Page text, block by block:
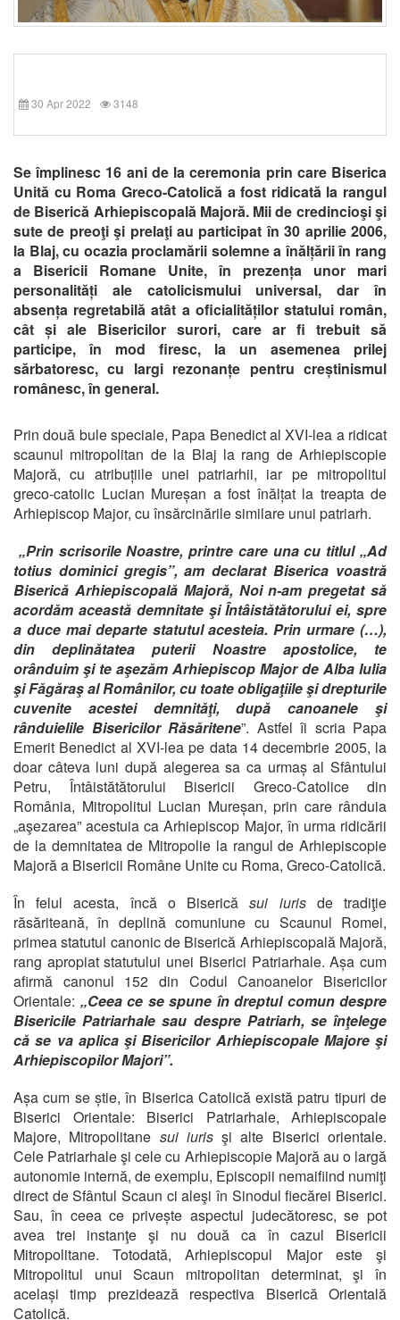
30 Apr 2022 3148
Se împlinesc 16 ani de la ceremonia prin care Biserica
Unită cu Roma Greco-Catolică a fost ridicată la rangul
de Biserică Arhiepiscopală Majoră. Mii de credincioşi şi
sute de preoţi şi prelaţi au participat în 30 aprilie 2006,
la Blaj, cu ocazia proclamării solemne a înălțării în rang
a Bisericii Romane Unite, în prezența unor mari
personalități ale catolicismului universal, dar în
absența regretabilă atât a oficialităților statului român,
cât și ale Bisericilor surori, care ar fi trebuit să
participe, în mod firesc, la un asemenea prilej
sărbatoresc, cu largi rezonanțe pentru creștinismul
românesc, în general.
Prin două bule speciale, Papa Benedict al XVI-lea a ridicat
scaunul mitropolitan de la Blaj la rang de Arhiepiscopie
Majoră, cu atribuțiile unei patriarhii, iar pe mitropolitul
greco-catolic Lucian Mureșan a fost înălțat la treapta de
Arhiepiscop Major, cu însărcinările similare unui patriarh.
„Prin scrisorile Noastre, printre care una cu titlul „Ad
totius dominici gregis”, am declarat Biserica voastră
Biserică Arhiepiscopală Majoră, Noi n-am pregetat să
acordăm această demnitate şi Întâistătătorului ei, spre
a duce mai departe statutul acesteia. Prin urmare (…),
din deplinătatea puterii Noastre apostolice, te
orânduim şi te aşezăm Arhiepiscop Major de Alba Iulia
şi Făgăraş al Românilor, cu toate obligaţiile şi drepturile
cuvenite acestei demnităţi, după canoanele şi
rânduielile Bisericilor Răsăritene”. Astfel îi scria Papa
Emerit Benedict al XVI-lea pe data 14 decembrie 2005, la
doar câteva luni după alegerea sa ca urmaș al Sfântului
Petru, Întâistătătorului Bisericii Greco-Catolice din
România, Mitropolitul Lucian Mureșan, prin care rânduia
„aşezarea” acestuia ca Arhiepiscop Major, în urma ridicării
de la demnitatea de Mitropolie la rangul de Arhiepiscopie
Majoră a Bisericii Române Unite cu Roma, Greco-Catolică.
În felul acesta, încă o Bisericăsui iurisde tradiţie
răsăriteană, în deplină comuniune cu Scaunul Romei,
primea statutul canonic de Biserică Arhiepiscopală Majoră,
rang apropiat statutului unei Biserici Patriarhale. Așa cum
afirmă canonul 152 din Codul Canoanelor Bisericilor
Orientale: „Ceea ce se spune în dreptul comun despre
Bisericile Patriarhale sau despre Patriarh, se înţelege
că se va aplica şi Bisericilor Arhiepiscopale Majore şi
Arhiepiscopilor Majori”.
Așa cum se știe, în Biserica Catolică există patru tipuri de
Biserici Orientale: Biserici Patriarhale, Arhiepiscopale
Majore, Mitropolitane sui iurisşi alte Biserici orientale.
Cele Patriarhale şi cele cu Arhiepiscopie Majoră au o largă
autonomie internă, de exemplu, Episcopii nemaifiind numiţi
direct de Sfântul Scaun ci aleşi în Sinodul fiecărei Biserici.
Sau, în ceea ce privește aspectul judecătoresc, se pot
avea trei instanţe şi nu două ca în cazul Bisericii
Mitropolitane. Totodată, Arhiepiscopul Major este şi
Mitropolitul unui Scaun mitropolitan determinat, şi în
același timp prezidează respectiva Biserică Orientală
Catolică.